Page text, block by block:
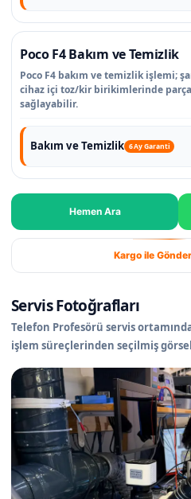
Poco F4 Bakım ve Temizlik
Poco F4 bakım ve temizlik işlemi;
cihaz içi toz/kir birikimlerinde
sağlayabilir.
Bakım ve Temizlik 6 Ay Garanti
Hemen Ara
Kargo ile Gönder
Servis Fotoğrafları
Telefon Profesörü servis
işlem süreçlerinden seçilmiş